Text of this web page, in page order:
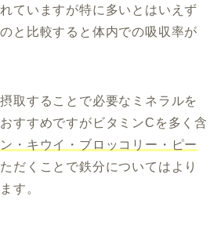
ていますが特に多いとはいえず
と比較すると体内での吸収率が
取することで必要なミネラルを
すすめですがビタミンCを多く含
・ キウイ・ブロッコリー・ ピー
だくことで鉄分についてはより
す。